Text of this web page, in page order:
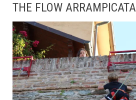
THE FLOW ARRAMPICATA